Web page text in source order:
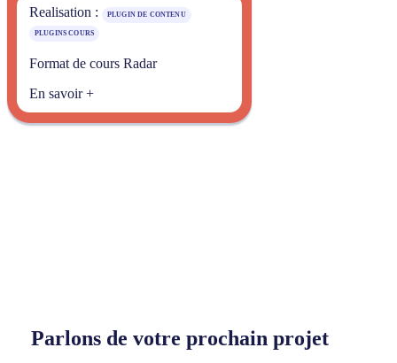
Realisation :
PLUGIN DE CONTENU
PLUGINS COURS
Format de cours Radar
En savoir +
Parlons de votre prochain projet